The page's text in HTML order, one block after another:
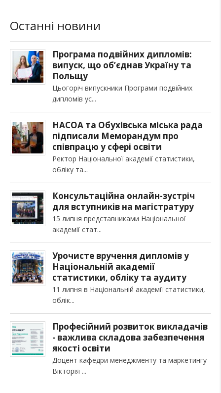
Останні новини
Програма подвійних дипломів:
випуск, що об’єднав Україну та
Польщу
Цьогоріч випускники Програми подвійних
дипломів ус
НАСОА та Обухівська міська рада
підписали Меморандум про
співпрацю у сфері освіти
Ректор Національної академії статистики,
обліку та
Консультаційна онлайн-зустріч
для вступників на магістратуру
15 липня представниками Національної
академії стат
Урочисте вручення дипломів у
Національній академії
статистики, обліку та аудиту
11 липня в Національній академії статистики,
облік
Професійний розвиток викладачів
- важлива складова забезпечення
якості освіти
Доцент кафедри менеджменту та маркетингу
Вікторія